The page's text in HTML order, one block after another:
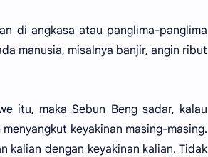
di angkasa atau panglima-panglima
manusia, misalnya banjir, angin ribut
itu, maka Sebun Beng sadar, kalau
keyakinan masing-masing.
kalian dengan keyakinan kalian. Tidak